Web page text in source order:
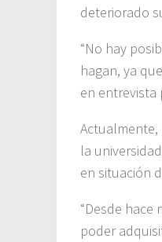
deteriorado
“No hay
hagan, ya
en entrevista
la
en situación
“Desde
poder